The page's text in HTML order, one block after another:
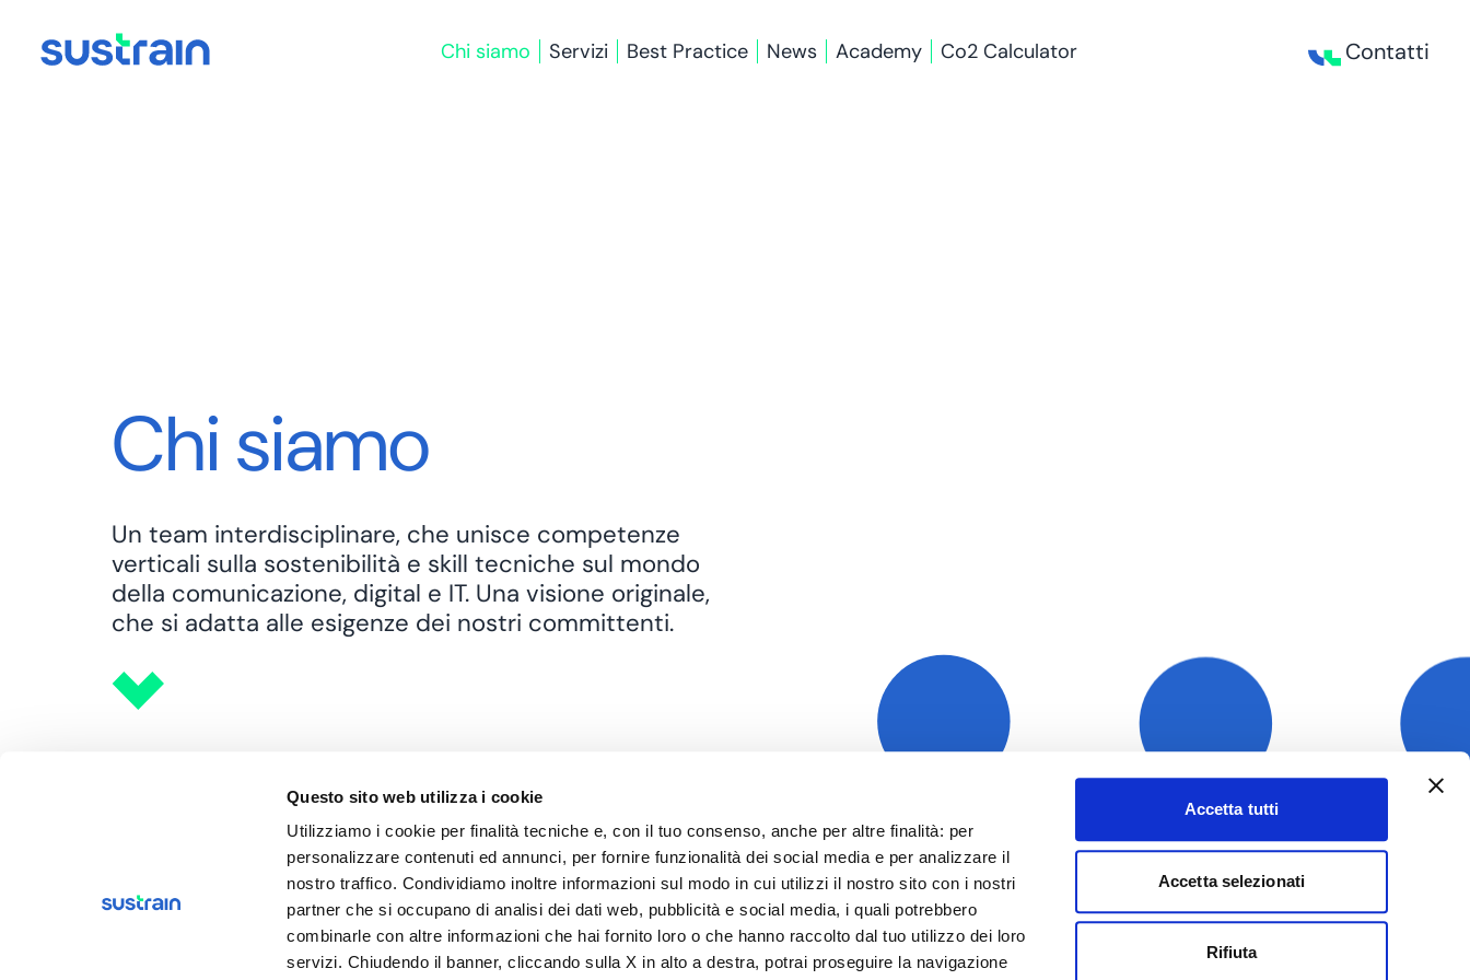
Questo sito web utilizza i cookie
Utilizziamo i cookie per finalità tecniche e, con il tuo consenso, anche per altre finalità: per
personalizzare contenuti ed annunci, per fornire funzionalità dei social media e per analizzare il
nostro traffico. Condividiamo inoltre informazioni sul modo in cui utilizzi il nostro sito con i nostri
partner che si occupano di analisi dei dati web, pubblicità e social media, i quali potrebbero
combinarle con altre informazioni che hai fornito loro o che hanno raccolto dal tuo utilizzo dei loro
servizi. Chiudendo il banner, cliccando sulla X in alto a destra, potrai proseguire la navigazione
Accetta tutti
Accetta selezionati
Rifiuta
Chi siamo Servizi Best Practice News Academy Co2 Calculator Contatti
Chi siamo
Un team interdisciplinare, che unisce competenze
verticali sulla sostenibilità e skill tecniche sul mondo
della comunicazione, digital e IT. Una visione originale,
che si adatta alle esigenze dei nostri committenti.